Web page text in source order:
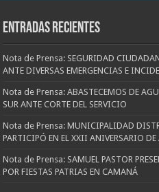
Entradas recientes
Nota de Prensa: SEGURIDAD
ANTE DIVERSAS EMERGENCIAS E
Nota de Prensa: ABASTECEMOS DE
SUR ANTE CORTE DEL SERVICIO
Nota de Prensa: MUNICIPALIDAD
PARTICIPÓ EN EL XXII ANIVERSARIO DE
Nota de Prensa: SAMUEL PASTOR
POR FIESTAS PATRIAS EN CAMANÁ